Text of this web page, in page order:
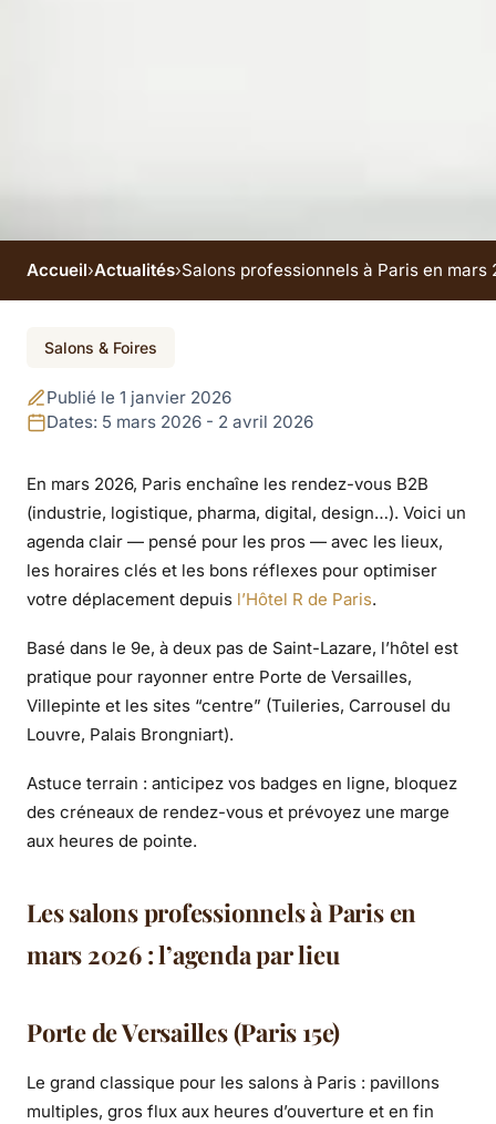
Salons
professionnels à
Paris en mars 2026 :
l’agenda B2B
Accueil›Actualités›Salons professionnels à Paris en mars
Salons & Foires
Publié le 1 janvier 2026
Dates: 5 mars 2026 - 2 avril 2026
En mars 2026, Paris enchaîne les rendez-vous B2B
(industrie, logistique, pharma, digital, design…). Voici un
agenda clair — pensé pour les pros — avec les lieux,
les horaires clés et les bons réflexes pour optimiser
votre déplacement depuis l’Hôtel R de Paris.
Basé dans le 9e, à deux pas de Saint-Lazare, l’hôtel est
pratique pour rayonner entre Porte de Versailles,
Villepinte et les sites “centre” (Tuileries, Carrousel du
Louvre, Palais Brongniart).
Astuce terrain : anticipez vos badges en ligne, bloquez
des créneaux de rendez-vous et prévoyez une marge
aux heures de pointe.
Les salons professionnels à Paris en
mars 2026 : l’agenda par lieu
Porte de Versailles (Paris 15e)
Le grand classique pour les salons à Paris : pavillons
multiples, gros flux aux heures d’ouverture et en fin